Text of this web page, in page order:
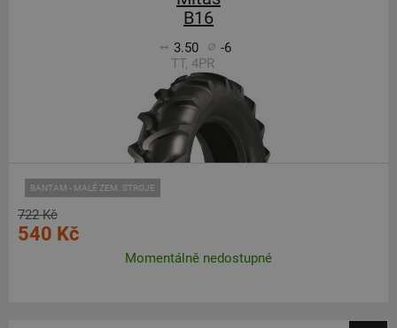
B16
3.50
-6
TT, 4PR
BANTAM - MALÉ ZEM. STROJE
722 Kč
540 Kč
Momentálně nedostupné